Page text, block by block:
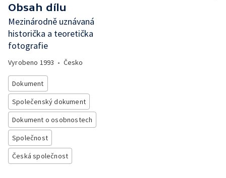
Obsah dílu
Mezinárodně uznávaná
historička a teoretička
fotografie
Vyrobeno 1993 • Česko
Dokument
Společenský dokument
Dokument o osobnostech
Společnost
Česká společnost